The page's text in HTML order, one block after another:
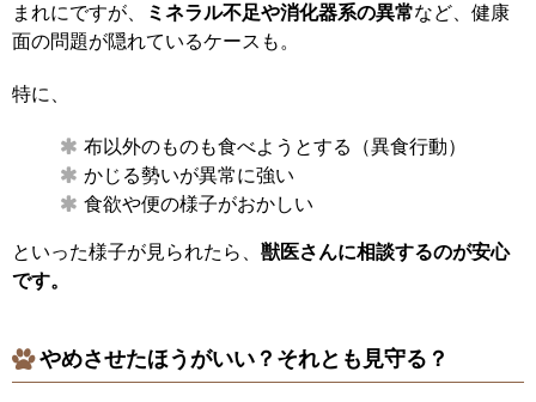
まれにですが、 ミネラル不足や消化器系の異常など、健康
面の問題が隠れているケースも。
特に、
布以外のものも食べようとする（異食行動）
かじる勢いが異常に強い
食欲や便の様子がおかしい
といった様子が見られたら、 獣医さんに相談するのが安心
です。
やめさせたほうがいい？それとも見守る？